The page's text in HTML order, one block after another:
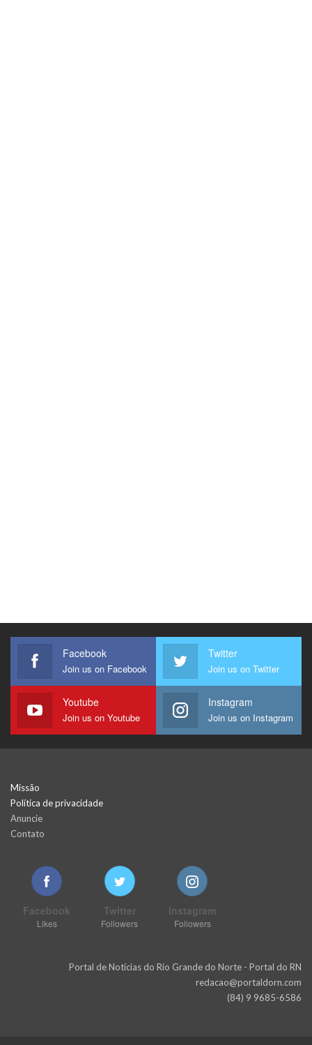
Facebook
Join us on Facebook
Twitter
Join us on Twitter
Youtube
Join us on Youtube
Instagram
Join us on Instagram
Missão
Política de privacidade
Anuncie
Contato
Facebook
Likes
Twitter
Followers
Instagram
Followers
Portal de Notícias do Rio Grande do Norte - Portal do RN
redacao@portaldorn.com
(84) 9 9685-6586